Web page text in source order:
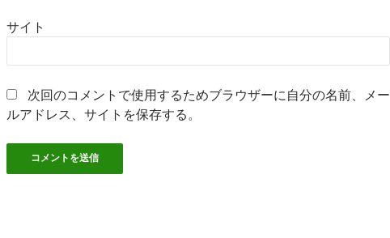
サイト
次回のコメントで使用するためブラウザーに自分の名前、メー
ルアドレス、サイトを保存する。